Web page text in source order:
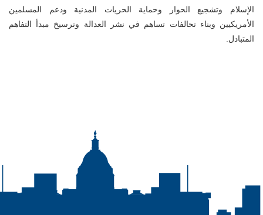
الإسلام وتشجيع الحوار وحماية الحريات المدنية ودعم المسلمين
الأمريكيين وبناء تحالفات تساهم في نشر العدالة وترسيخ مبدأ التفاهم
المتبادل.